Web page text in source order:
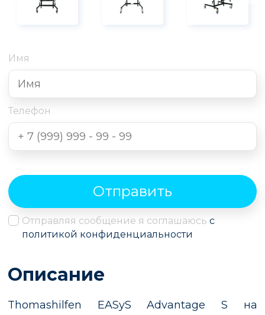
Имя
Телефон
Отправить
Отправляя сообщение я соглашаюсьс
политикой конфиденциальности
Описание
Thomashilfen EASyS Advantage S на